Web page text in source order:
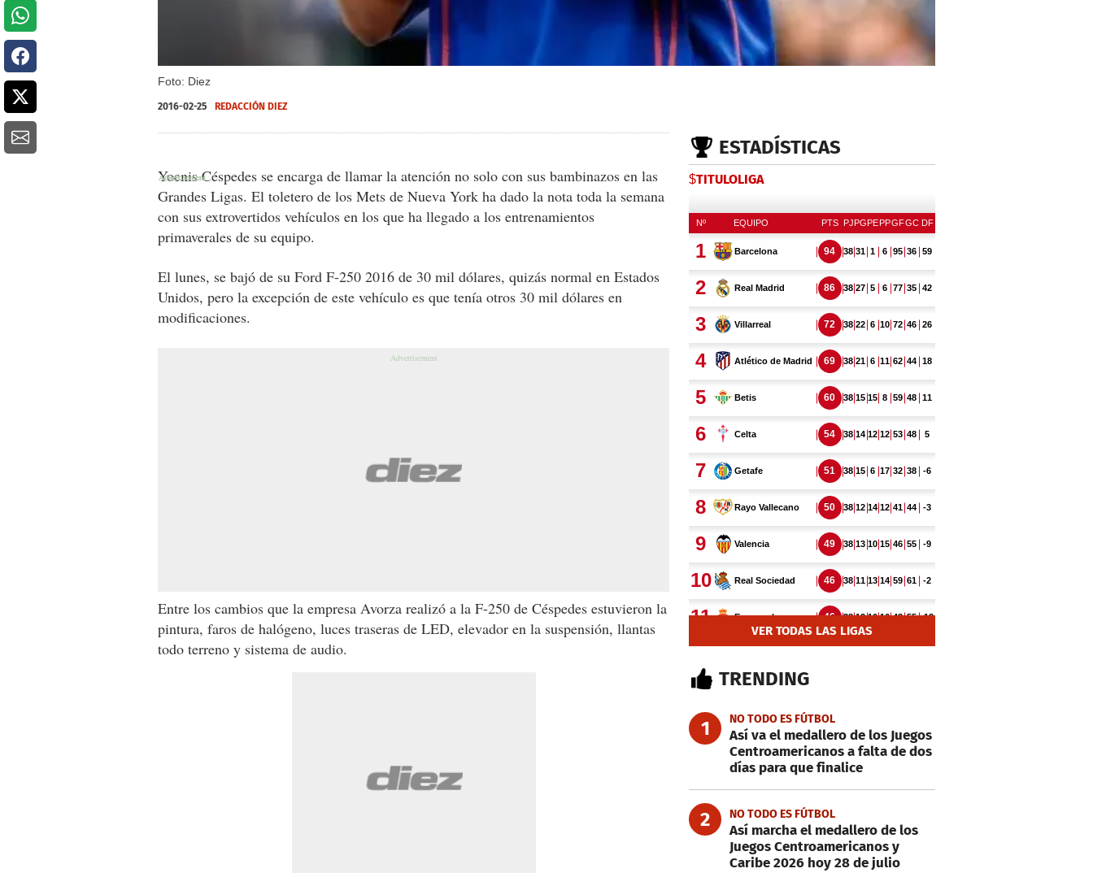
Foto: Diez
2016-02-25 REDACCIÓN DIEZ
Yoenis Céspedes se encarga de llamar la atención no solo con sus bambinazos en las
Grandes Ligas. El toletero de los Mets de Nueva York ha dado la nota toda la semana
con sus extrovertidos vehículos en los que ha llegado a los entrenamientos
primaverales de su equipo.
El lunes, se bajó de su Ford F-250 2016 de 30 mil dólares, quizás normal en Estados
Unidos, pero la excepción de este vehículo es que tenía otros 30 mil dólares en
modificaciones.
Entre los cambios que la empresa Avorza realizó a la F-250 de Céspedes estuvieron la
pintura, faros de halógeno, luces traseras de LED, elevador en la suspensión, llantas
todo terreno y sistema de audio.
ESTADÍSTICAS
$TITULOLIGA
VER TODAS LAS LIGAS
TRENDING
1 NO TODO ES FÚTBOL
Así va el medallero de los Juegos
Centroamericanos a falta de dos
días para que finalice
2 NO TODO ES FÚTBOL
Así marcha el medallero de los
Juegos Centroamericanos y
Caribe 2026 hoy 28 de julio